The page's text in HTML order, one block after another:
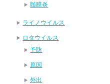
髄膜炎
ライノウイルス
ロタウイルス
予防
原因
外出